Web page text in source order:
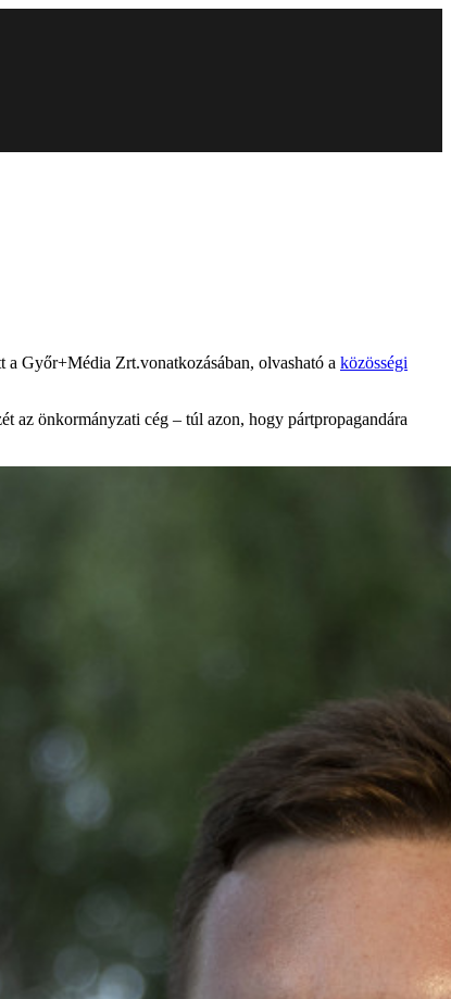
a Győr+Média Zrt.vonatkozásában, olvasható a közösségi
az önkormányzati cég – túl azon, hogy pártpropagandára